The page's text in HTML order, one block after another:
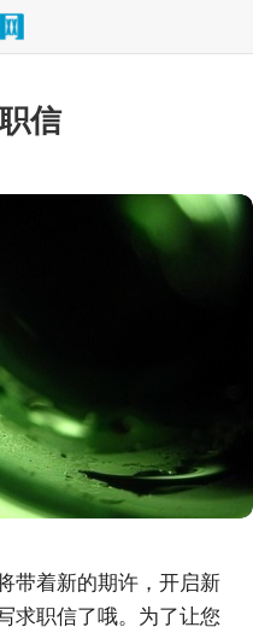
信
带着新的期许，开启新
求职信了哦。为了让您